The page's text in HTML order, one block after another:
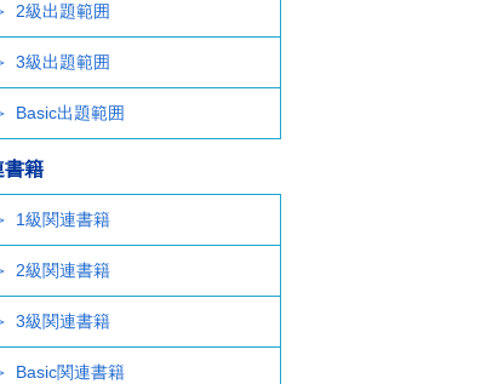
2級出題範囲
3級出題範囲
Basic出題範囲
書籍
1級関連書籍
2級関連書籍
3級関連書籍
Basic関連書籍